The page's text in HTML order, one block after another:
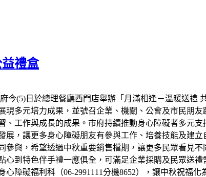
禮盒
今(5)日於總理餐廳西門店舉辦「月滿相逢－溫暖送
多元培力成果，並號召企業、機關、公會及市民朋
工作與成長的成果。市府持續推動身心障礙者多元
，讓更多身心障礙朋友有參與工作、培養技能及建
與，希望透過中秋重要銷售檔期，讓更多民眾看見
到特色伴手禮一應俱全，可滿足企業採購及民眾送
障礙福利科（06-2991111分機8652），讓中秋祝福化